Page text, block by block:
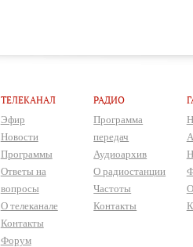
ТЕЛЕКАНАЛ
Эфир
Новости
Программы
Ответы на
вопросы
О телеканале
Контакты
Форум
РАДИО
Программа
передач
Аудиоархив
О радиостанции
Частоты
Контакты